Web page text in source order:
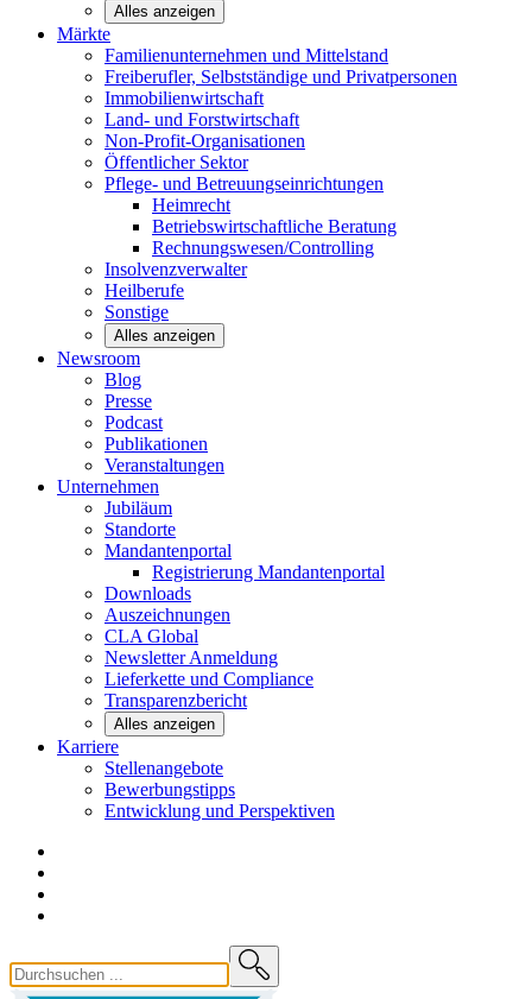
Alles anzeigen
Märkte
Familienunternehmen und Mittelstand
Freiberufler, Selbstständige und Privatpersonen
Immobilienwirtschaft
Land- und Forstwirtschaft
Non-Profit-Organisationen
Öffentlicher Sektor
Pflege- und Betreuungseinrichtungen
Heimrecht
Betriebswirtschaftliche Beratung
Rechnungswesen/Controlling
Insolvenzverwalter
Heilberufe
Sonstige
Alles anzeigen
Newsroom
Blog
Presse
Podcast
Publikationen
Veranstaltungen
Unternehmen
Jubiläum
Standorte
Mandantenportal
Registrierung Mandantenportal
Downloads
Auszeichnungen
CLAGlobal
NewsletterAnmeldung
Lieferkette und Compliance
Transparenzbericht
Alles anzeigen
Karriere
Stellenangebote
Bewerbungstipps
Entwicklung und Perspektiven